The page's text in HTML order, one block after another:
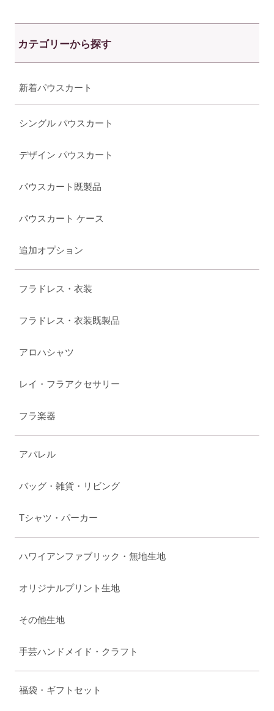
カテゴリーから探す
新着パウスカート
シングル パウスカート
デザイン パウスカート
パウスカート既製品
パウスカート ケース
追加オプション
フラドレス・衣装
フラドレス・衣装既製品
アロハシャツ
レイ・フラアクセサリー
フラ楽器
アパレル
バッグ・雑貨・リビング
Tシャツ・パーカー
ハワイアンファブリック・無地生地
オリジナルプリント生地
その他生地
手芸ハンドメイド・クラフト
福袋・ギフトセット